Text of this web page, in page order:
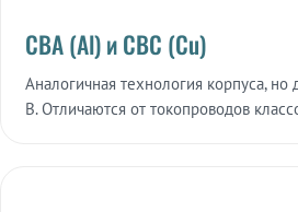
СВА (Al) и СВС (Cu)
Аналогичная технология корпуса, но
В. Отличаются от токопроводов